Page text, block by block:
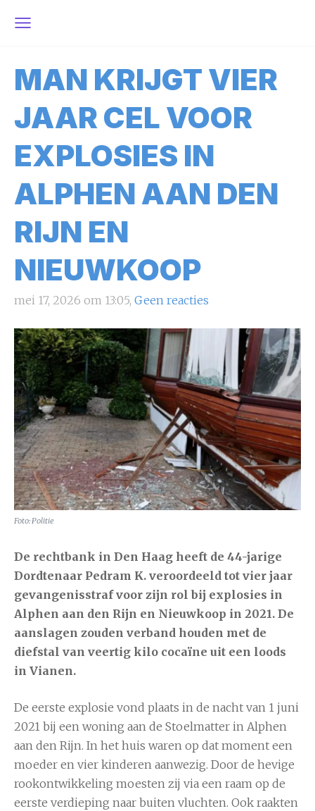
MAN KRIJGT VIER
JAAR CEL VOOR
EXPLOSIES IN
ALPHEN AAN DEN
RIJN EN
NIEUWKOOP
mei 17, 2026 om 13:05, Geen reacties
Foto: Politie
De rechtbank in Den Haag heeft de 44-jarige
Dordtenaar Pedram K. veroordeeld tot vier jaar
gevangenisstraf voor zijn rol bij explosies in
Alphen aan den Rijn en Nieuwkoop in 2021. De
aanslagen zouden verband houden met de
diefstal van veertig kilo cocaïne uit een loods
in Vianen.
De eerste explosie vond plaats in de nacht van 1 juni
2021 bij een woning aan de Stoelmatter in Alphen
aan den Rijn. In het huis waren op dat moment een
moeder en vier kinderen aanwezig. Door de hevige
rookontwikkeling moesten zij via een raam op de
eerste verdieping naar buiten vluchten. Ook raakten